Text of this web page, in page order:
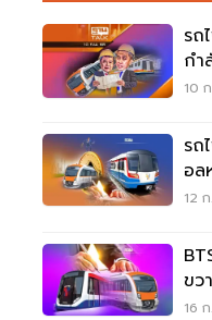
รถ
กำ
10
รถ
อล
น็อ
12
ขว
16